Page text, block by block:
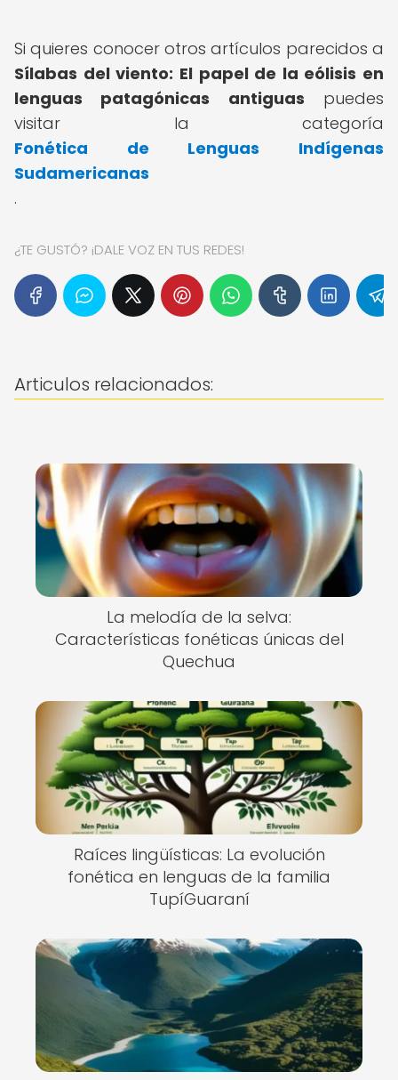
Si quieres conocer otros artículos parecidos a
Sílabas del viento: El papel de la eólisis en
lenguas patagónicas antiguas puedes
visitar la categoría
Fonética de Lenguas Indígenas
Sudamericanas
.
¿TE GUSTÓ? ¡DALE VOZ EN TUS REDES!
Articulos relacionados:
La melodía de la selva:
Características fonéticas únicas del
Quechua
Raíces lingüísticas: La evolución
fonética en lenguas de la familia
TupíGuaraní